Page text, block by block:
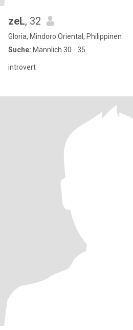
zeL, 32
Gloria, Mindoro Oriental, Philippinen
Suche: Männlich 30 - 35
introvert